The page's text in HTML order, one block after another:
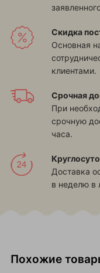
Скидка
Основная
клиентами.
Срочная
При
срочную
часа.
Доставка
в неделю в
Похожие